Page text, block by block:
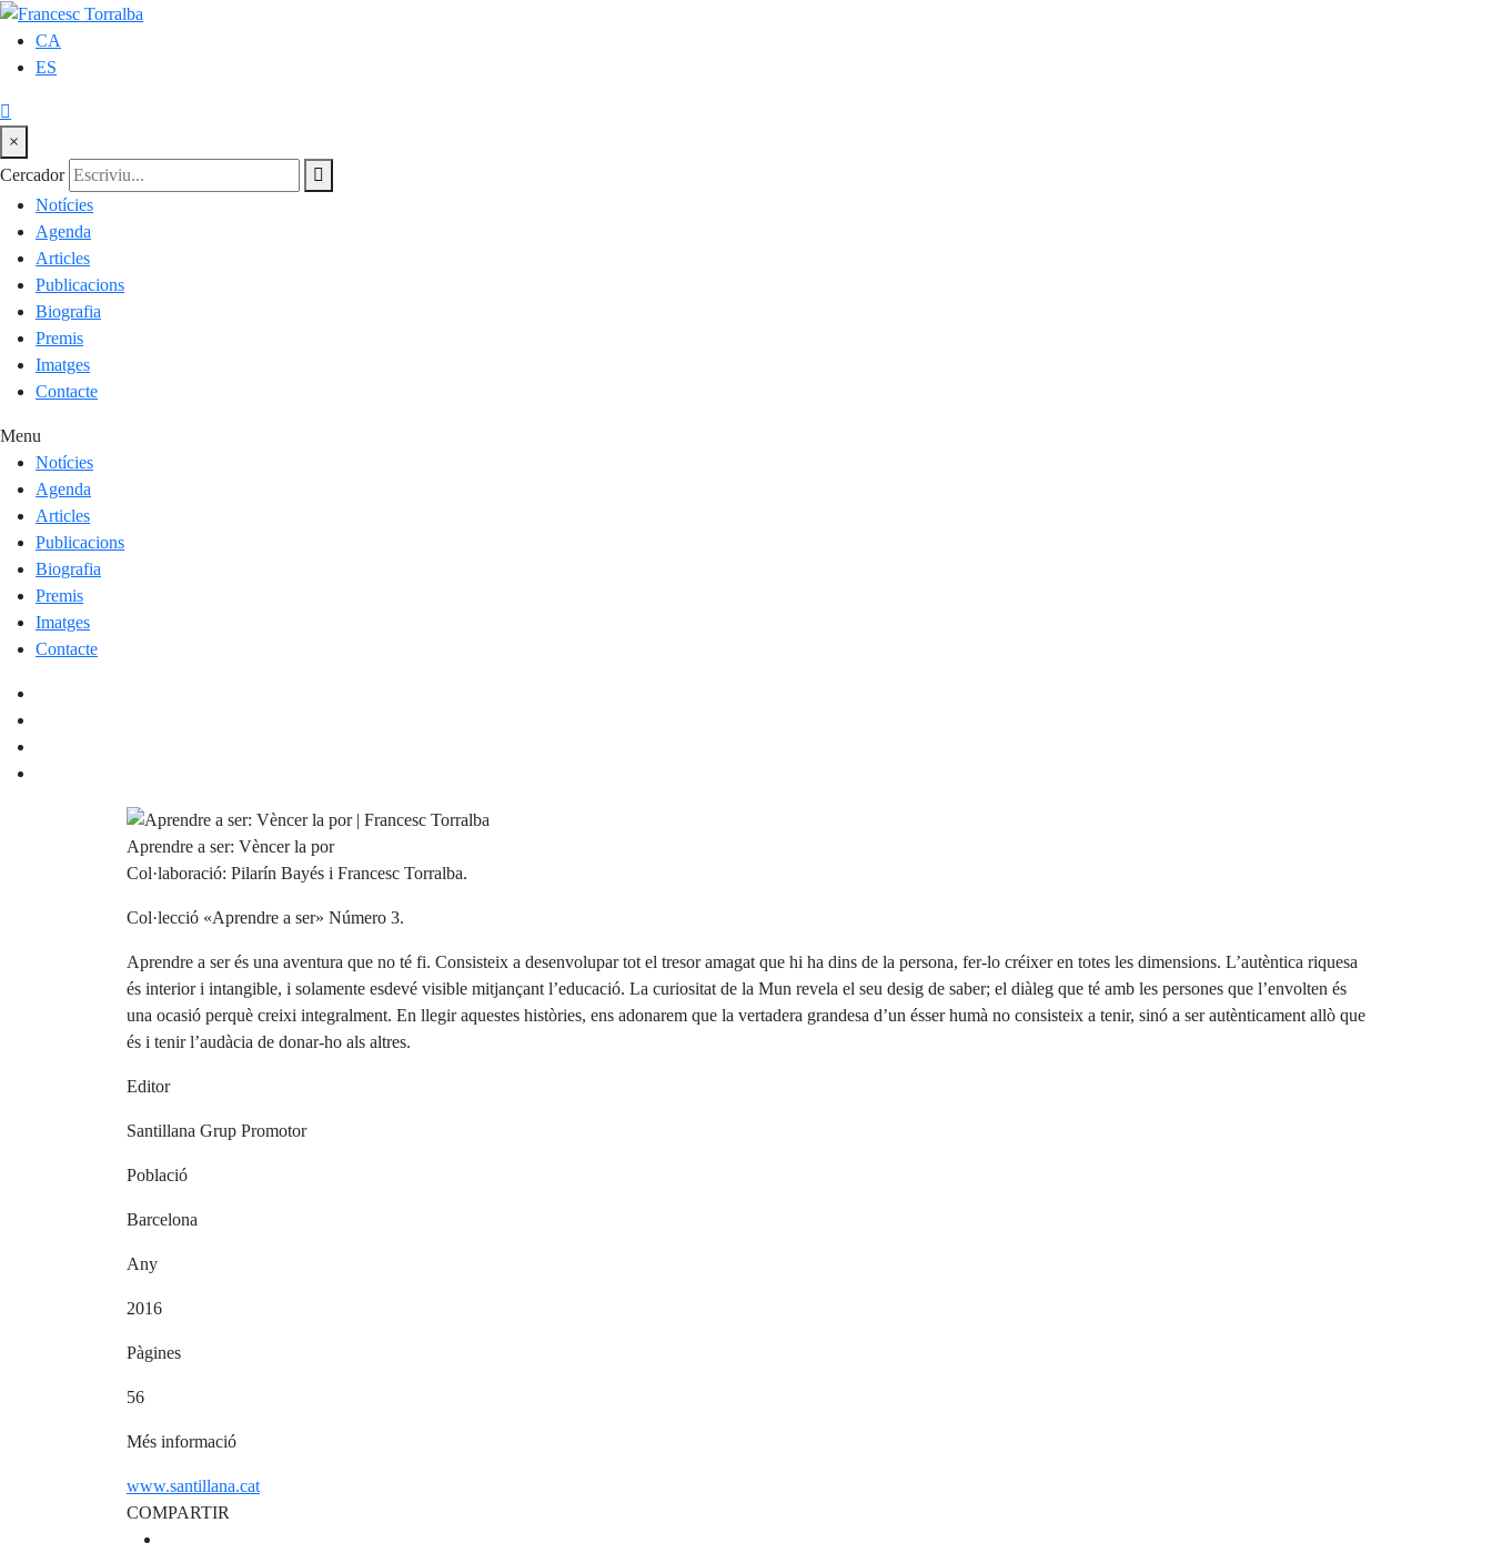
CA
ES
×
Cercador
Notícies
Agenda
Articles
Publicacions
Biografia
Premis
Imatges
Contacte
Menu
Notícies
Agenda
Articles
Publicacions
Biografia
Premis
Imatges
Contacte
Aprendre a ser: Vèncer la por
Col·laboració: Pilarín Bayés i Francesc Torralba.
Col·lecció «Aprendre a ser» Número 3.
Aprendre a ser és una aventura que no té fi. Consisteix a desenvolupar tot el tresor amagat que hi ha dins de la persona, fer-lo créixer en totes les dimensions. L’autèntica riquesa
és interior i intangible, i solamente esdevé visible mitjançant l’educació. La curiositat de la Mun revela el seu desig de saber; el diàleg que té amb les persones que l’envolten és
una ocasió perquè creixi integralment. En llegir aquestes històries, ens adonarem que la vertadera grandesa d’un ésser humà no consisteix a tenir, sinó a ser autènticament allò que
és i tenir l’audàcia de donar-ho als altres.
Editor
Santillana Grup Promotor
Població
Barcelona
Any
2016
Pàgines
56
Més informació
www.santillana.cat
COMPARTIR